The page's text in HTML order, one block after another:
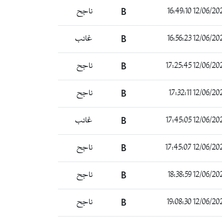
12/06/2024
B ناجح
12/06/2024
B غائب
12/06/2024
B ناجح
12/06/2024
B ناجح
12/06/2024
B غائب
12/06/2024
B ناجح
12/06/2024
B ناجح
12/06/2024
B ناجح